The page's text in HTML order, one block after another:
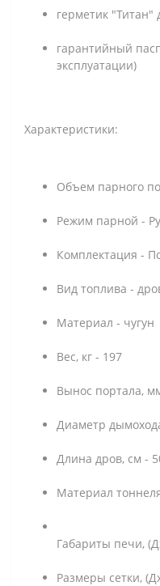
герметик "Титан"
гарантийный
эксплуатации)
Характеристики:
Объем парного
Режим парной -
Комплектация -
Вид топлива -
Материал - чугун
Вес, кг - 197
Вынос портала,
Диаметр
Длина дров, см -
Материал
Габариты печи,
Размеры сетки,